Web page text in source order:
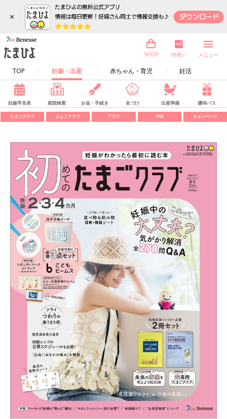
×
TOP 妊娠・出産 赤ちゃん・育児 妊活
SHOP 内祝い メニュー
妊娠早見表 産院検索 お金・手続き 名づけ 出産準備 優待パス
たまごクラブ ひよこクラブ アプリ SNS キャンペーン